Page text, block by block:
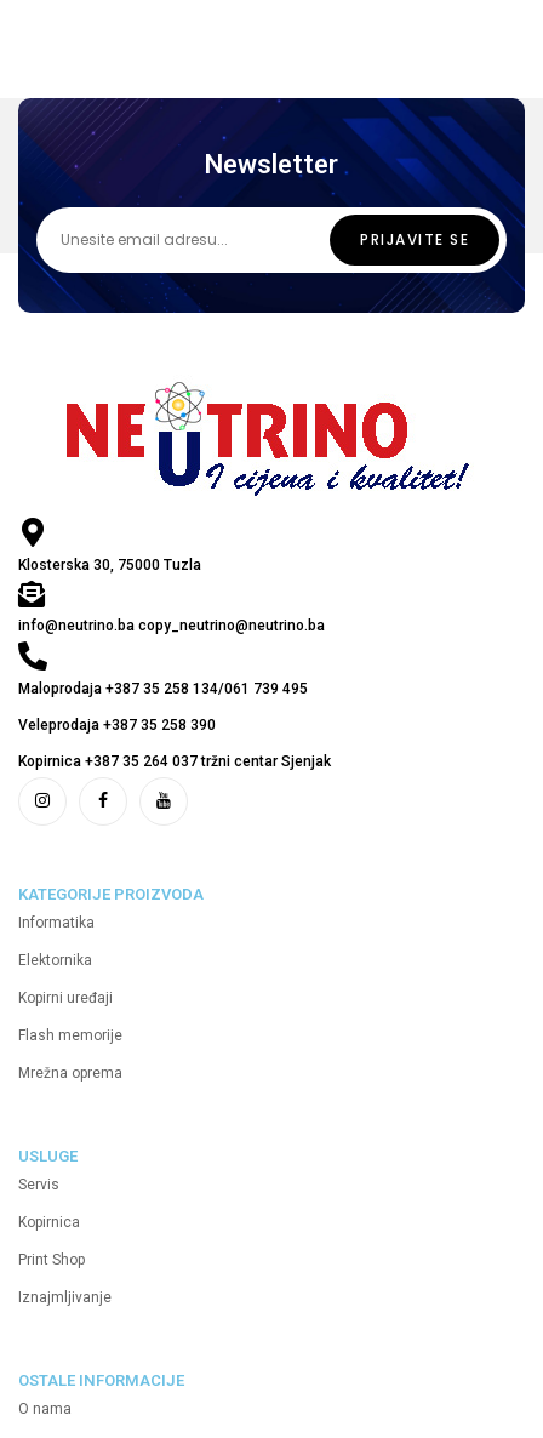
Newsletter
Klosterska 30, 75000 Tuzla
info@neutrino.ba copy_neutrino@neutrino.ba
Maloprodaja +387 35 258 134/061 739 495
Veleprodaja +387 35 258 390
Kopirnica +387 35 264 037 tržni centar Sjenjak
KATEGORIJE PROIZVODA
Informatika
Elektornika
Kopirni uređaji
Flash memorije
Mrežna oprema
USLUGE
Servis
Kopirnica
Print Shop
Iznajmljivanje
OSTALE INFORMACIJE
O nama